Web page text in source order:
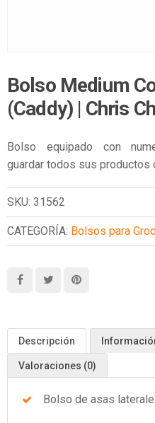
Bolso Medium
(Caddy) | Chris
Bolso equipado con
guardar todos sus productos
SKU: 31562
CATEGORÍA: Bolsos para
Descripción
Valoraciones (0)
Bolso de asas